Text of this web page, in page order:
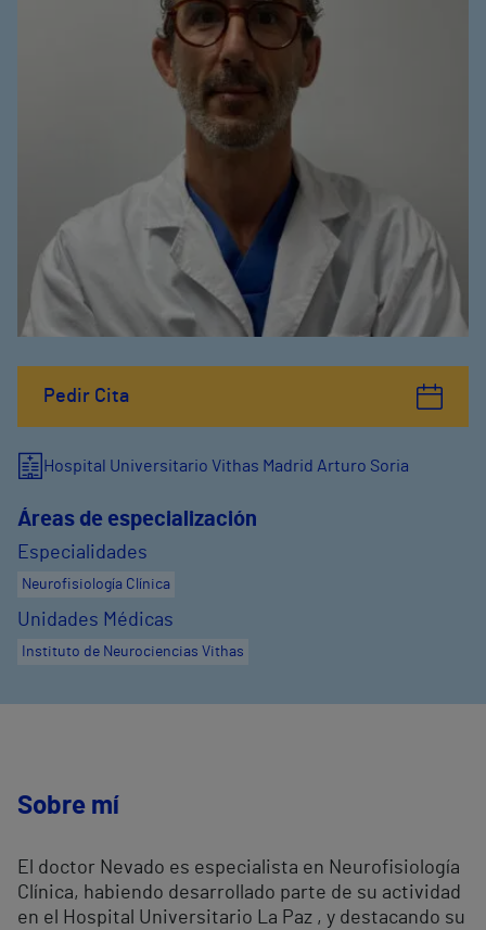
Pedir Cita
Hospital Universitario Vithas Madrid Arturo Soria
Áreas de especialización
Especialidades
Neurofisiología Clínica
Unidades Médicas
Instituto de Neurociencias Vithas
Sobre mí
El doctor Nevado es especialista en Neurofisiología
Clínica, habiendo desarrollado parte de su actividad
en el Hospital Universitario La Paz , y destacando su